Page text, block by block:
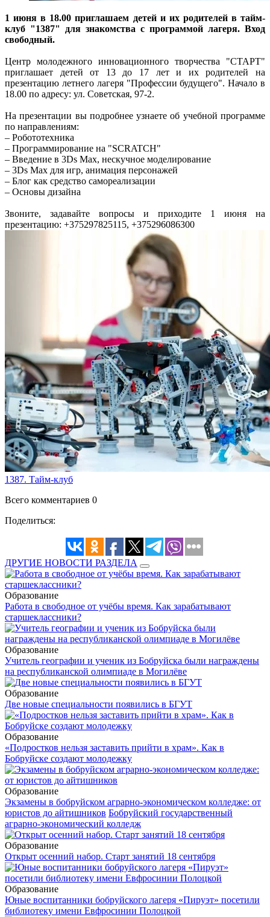
1 июня в 18.00 приглашаем детей и их родителей в тайм-
клуб "1387" для знакомства с программой лагеря. Вход
свободный.
Центр молодежного инновационного творчества "СТАРТ"
приглашает детей от 13 до 17 лет и их родителей на
презентацию летнего лагеря "Профессии будущего". Начало в
18.00 по адресу: ул. Советская, 97-2.
На презентации вы подробнее узнаете об учебной программе
по направлениям:
– Робототехника
– Программирование на "SCRATCH"
– Введение в 3Ds Max, нескучное моделирование
– 3Ds Max для игр, анимация персонажей
– Блог как средство самореализации
– Основы дизайна
Звоните, задавайте вопросы и приходите 1 июня на
презентацию: +375297825115, +375296086300
1387. Тайм-клуб
Всего комментариев 0
Поделиться:
ДРУГИЕ НОВОСТИ РАЗДЕЛА
Образование
Работа в свободное от учёбы время. Как зарабатывают
старшеклассники?
Образование
Учитель географии и ученик из Бобруйска были награждены
на республиканской олимпиаде в Могилёве
Образование
Две новые специальности появились в БГУТ
Образование
«Подростков нельзя заставить прийти в храм». Как в
Бобруйске создают молодежку
Образование
Экзамены в бобруйском аграрно-экономическом колледже: от
юристов до айтишников Бобруйский государственный
аграрно-экономический колледж
Образование
Открыт осенний набор. Старт занятий 18 сентября
Образование
Юные воспитанники бобруйского лагеря «Пируэт» посетили
библиотеку имени Евфросинии Полоцкой